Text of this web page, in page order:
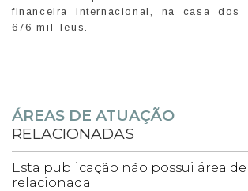
financeira internacional, na casa dos
676 mil Teus.
ÁREAS DE ATUAÇÃO
RELACIONADAS
Esta publicação não possui área
relacionada